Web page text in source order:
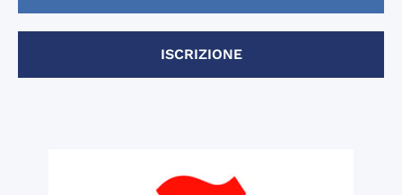
ISCRIZIONE